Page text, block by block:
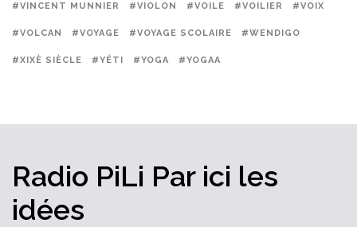
#VINCENT MUNNIER #VIOLON #VOILE #VOILIER #VOIX
#VOLCAN #VOYAGE #VOYAGE SCOLAIRE #WENDIGO
#XIXÈ SIÈCLE #YÉTI #YOGA #YOGAA
Radio PiLi Par ici les
idées